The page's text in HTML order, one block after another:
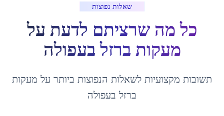
שאלות נפוצות
כל מה שרציתם לדעת על
מעקות ברזלבעפולה
תשובות מקצועיות לשאלות הנפוצות ביותר על מעקות
ברזל בעפולה